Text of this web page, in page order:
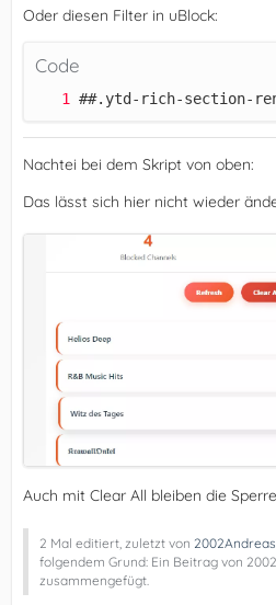
Oder diesen Filter in uBlock:
Code
##.ytd-rich-section-
Nachtei bei dem Skript von oben:
Das lässt sich hier nicht wieder
Auch mit Clear All bleiben die
2 Mal editiert, zuletzt von 2002Andreas
folgendem Grund: Ein Beitrag von
zusammengefügt.